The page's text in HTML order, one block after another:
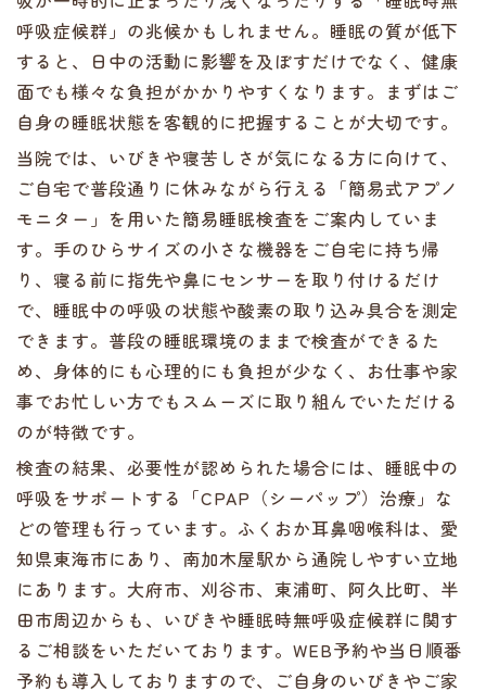
呼吸症候群」の兆候かもしれません。睡眠の質が低下
すると、日中の活動に影響を及ぼすだけでなく、健康
面でも様々な負担がかかりやすくなります。まずはご
自身の睡眠状態を客観的に把握することが大切です。
当院では、いびきや寝苦しさが気になる方に向けて、
ご自宅で普段通りに休みながら行える「簡易式アプノ
モニター」を用いた簡易睡眠検査をご案内していま
す。手のひらサイズの小さな機器をご自宅に持ち帰
り、寝る前に指先や鼻にセンサーを取り付けるだけ
で、睡眠中の呼吸の状態や酸素の取り込み具合を測定
できます。普段の睡眠環境のままで検査ができるた
め、身体的にも心理的にも負担が少なく、お仕事や家
事でお忙しい方でもスムーズに取り組んでいただける
のが特徴です。
検査の結果、必要性が認められた場合には、睡眠中の
呼吸をサポートする「CPAP（シーパップ）治療」な
どの管理も行っています。ふくおか耳鼻咽喉科は、愛
知県東海市にあり、南加木屋駅から通院しやすい立地
にあります。大府市、刈谷市、東浦町、阿久比町、半
田市周辺からも、いびきや睡眠時無呼吸症候群に関す
るご相談をいただいております。WEB予約や当日順番
予約も導入しておりますので、ご自身のいびきやご家